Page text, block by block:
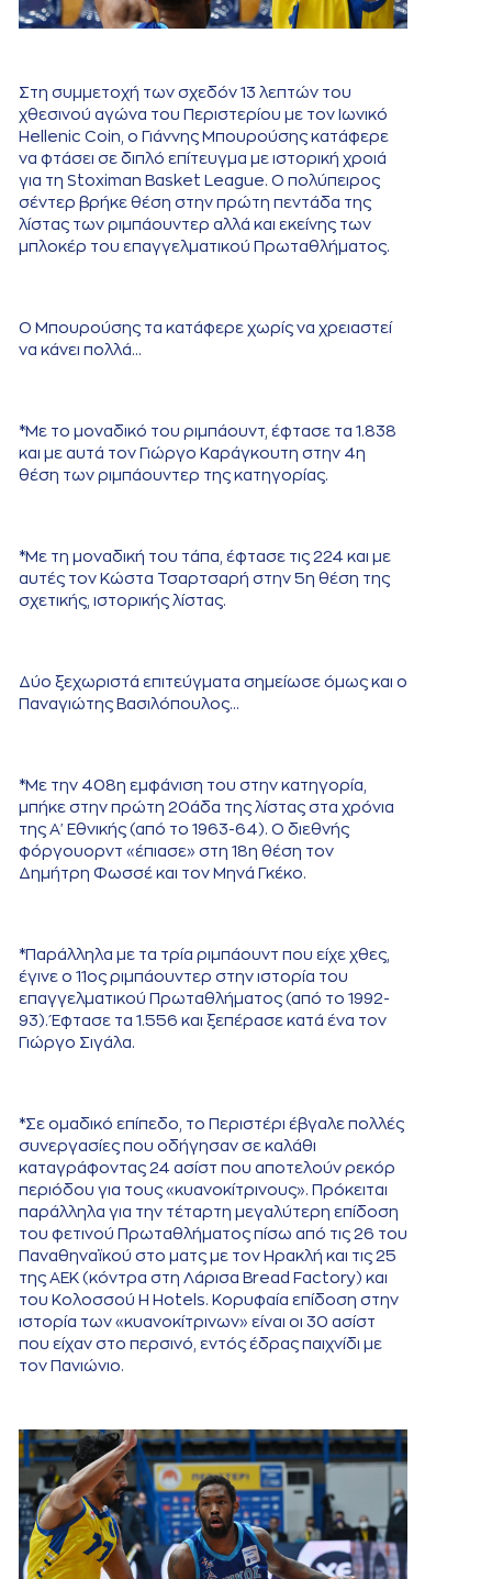
Στη συμμετοχή των σχεδόν 13 λεπτών του
χθεσινού αγώνα του Περιστερίου με τον Ιωνικό
Hellenic Coin, ο Γιάννης Μπουρούσης κατάφερε
να φτάσει σε διπλό επίτευγμα με ιστορική χροιά
για τη Stoximan Basket League. Ο πολύπειρος
σέντερ βρήκε θέση στην πρώτη πεντάδα της
λίστας των ριμπάουντερ αλλά και εκείνης των
μπλοκέρ του επαγγελματικού Πρωταθλήματος.
Ο Μπουρούσης τα κατάφερε χωρίς να χρειαστεί
να κάνει πολλά...
*Με το μοναδικό του ριμπάουντ, έφτασε τα 1.838
και με αυτά τον Γιώργο Καράγκουτη στην 4η
θέση των ριμπάουντερ της κατηγορίας.
*Με τη μοναδική του τάπα, έφτασε τις 224 και με
αυτές τον Κώστα Τσαρτσαρή στην 5η θέση της
σχετικής, ιστορικής λίστας.
Δύο ξεχωριστά επιτεύγματα σημείωσε όμως και ο
Παναγιώτης Βασιλόπουλος...
*Με την 408η εμφάνιση του στην κατηγορία,
μπήκε στην πρώτη 20άδα της λίστας στα χρόνια
της Α' Εθνικής (από το 1963-64). Ο διεθνής
φόργουορντ «έπιασε» στη 18η θέση τον
Δημήτρη Φωσσέ και τον Μηνά Γκέκο.
*Παράλληλα με τα τρία ριμπάουντ που είχε χθες,
έγινε ο 11ος ριμπάουντερ στην ιστορία του
επαγγελματικού Πρωταθλήματος (από το 1992-
93). Έφτασε τα 1.556 και ξεπέρασε κατά ένα τον
Γιώργο Σιγάλα.
*Σε ομαδικό επίπεδο, το Περιστέρι έβγαλε πολλές
συνεργασίες που οδήγησαν σε καλάθι
καταγράφοντας 24 ασίστ που αποτελούν ρεκόρ
περιόδου για τους «κυανοκίτρινους». Πρόκειται
παράλληλα για την τέταρτη μεγαλύτερη επίδοση
του φετινού Πρωταθλήματος πίσω από τις 26 του
Παναθηναϊκού στο ματς με τον Ηρακλή και τις 25
της ΑΕΚ (κόντρα στη Λάρισα Bread Factory) και
του Κολοσσού H Hotels. Κορυφαία επίδοση στην
ιστορία των «κυανοκίτρινων» είναι οι 30 ασίστ
που είχαν στο περσινό, εντός έδρας παιχνίδι με
τον Πανιώνιο.